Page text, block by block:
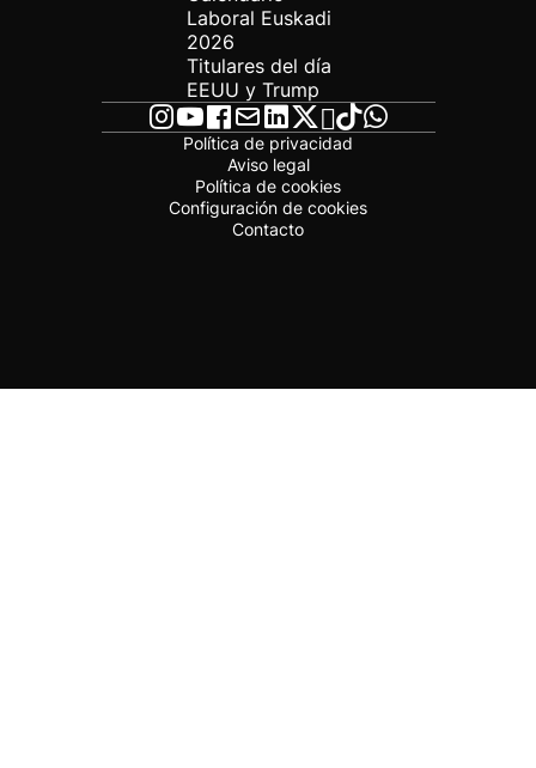
Laboral Euskadi
2026
Titulares del día
EEUU y Trump
Política de privacidad
Aviso legal
Política de cookies
Configuración de cookies
Contacto